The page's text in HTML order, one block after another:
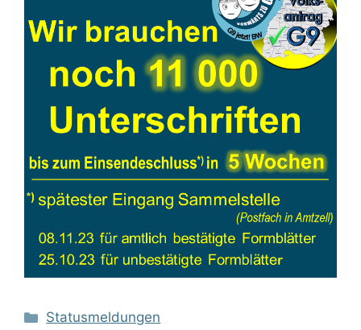
Kategorien
Statusmeldungen